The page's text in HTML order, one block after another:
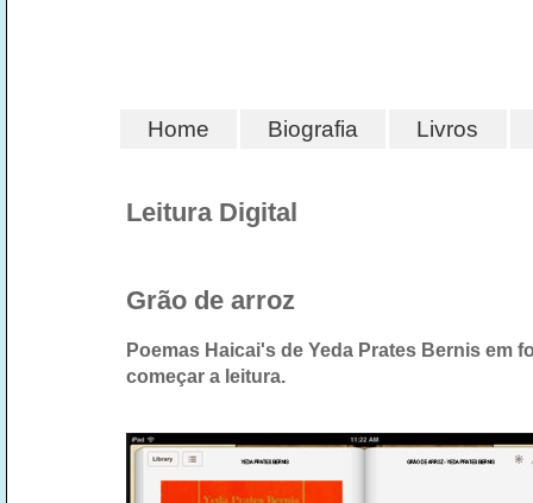
Home Biografia Livros
Leitura Digital
Grão de arroz
Poemas Haicai's de Yeda Prates Bernis em
começar a leitura.